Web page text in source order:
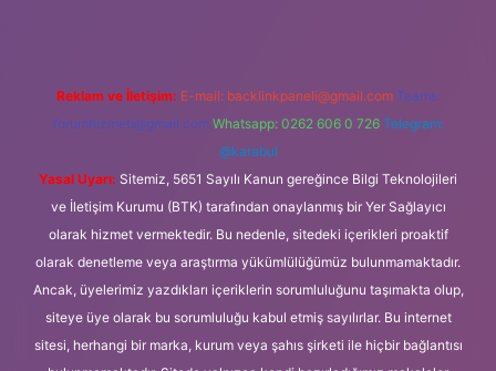
Reklam ve İletişim: E-mail: backlinkpaneli@gmail.com Teams:
forumhizmeti@gmail.com Whatsapp: 0262 606 0 726 Telegram:
@karabul
Yasal Uyarı: Sitemiz, 5651 Sayılı Kanun gereğince Bilgi Teknolojileri
ve İletişim Kurumu (BTK) tarafından onaylanmış bir Yer Sağlayıcı
olarak hizmet vermektedir. Bu nedenle, sitedeki içerikleri proaktif
olarak denetleme veya araştırma yükümlülüğümüz bulunmamaktadır.
Ancak, üyelerimiz yazdıkları içeriklerin sorumluluğunu taşımakta olup,
siteye üye olarak bu sorumluluğu kabul etmiş sayılırlar. Bu internet
sitesi, herhangi bir marka, kurum veya şahıs şirketi ile hiçbir bağlantısı